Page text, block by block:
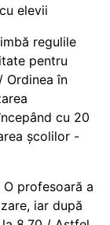
elevii
regulile
pentru
Ordinea în
cu 20
școlilor -
profesoară a
iar după